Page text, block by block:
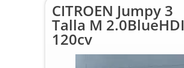
CITROEN Jumpy 3
Talla M 2.0BlueHDI
120cv